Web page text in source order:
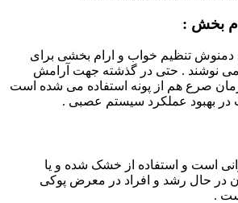
بخش :
دمنوش تنظیم خواب و ارام بخشی برای
می نوشند . حتی در گذشته جهت آرامش
صرع هم از پونه استفاده می شده است
در بهبود عملکرد سیستم عصبی .
است و استفاده از خشک شده و یا
در حال رشد و افراد در معرض پوکی
.